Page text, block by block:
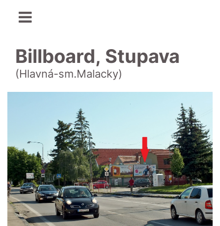
Billboard, Stupava
(Hlavná-sm.Malacky)